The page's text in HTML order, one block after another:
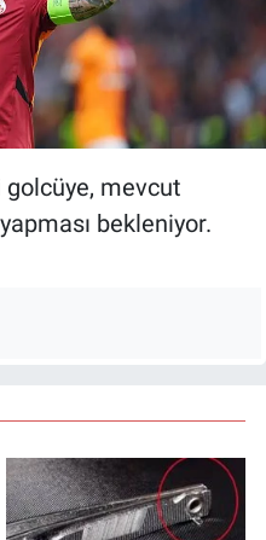
golcüye, mevcut
bekleniyor.